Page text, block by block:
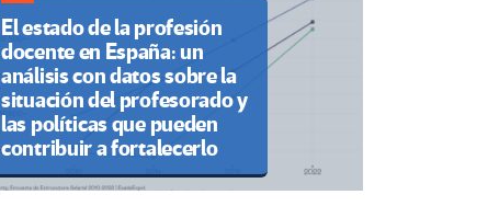
El estado de la profesión
docente en España: un
análisis con datos sobre la
situación del profesorado y
las políticas que pueden
contribuir a fortalecerlo